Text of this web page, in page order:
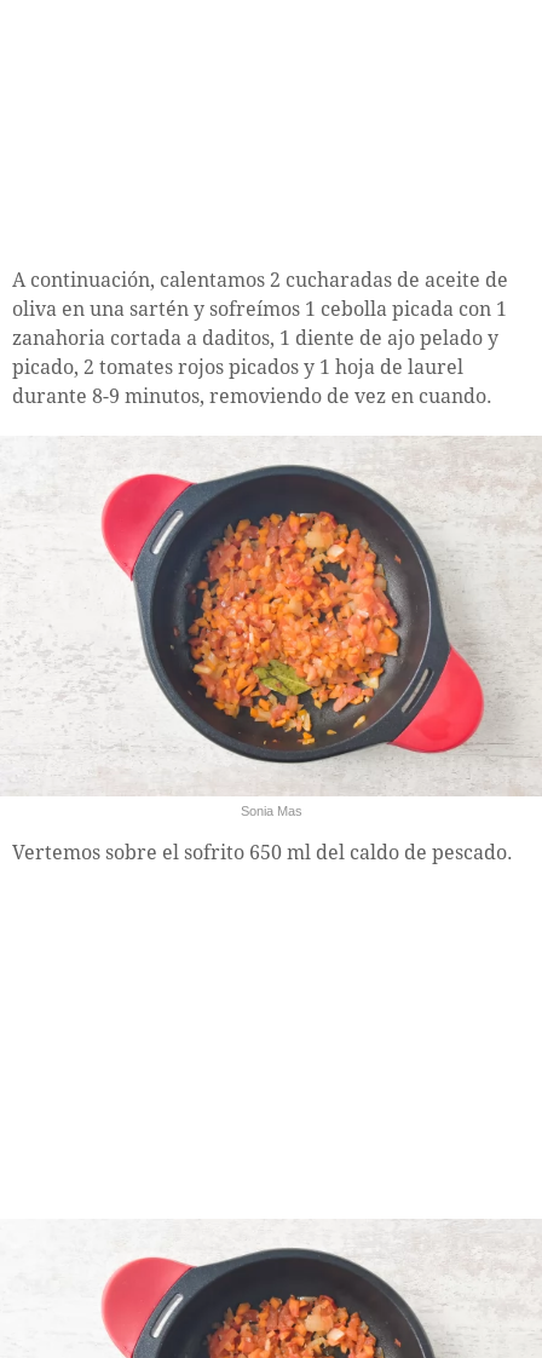
A continuación, calentamos 2 cucharadas de aceite de
oliva en una sartén y sofreímos 1 cebolla picada con 1
zanahoria cortada a daditos, 1 diente de ajo pelado y
picado, 2 tomates rojos picados y 1 hoja de laurel
durante 8-9 minutos, removiendo de vez en cuando.
Sonia Mas
Vertemos sobre el sofrito 650 ml del caldo de pescado.